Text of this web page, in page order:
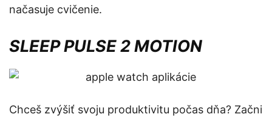
načasuje cvičenie.
SLEEP PULSE 2 MOTION
Chceš zvýšiť svoju produktivitu počas dňa? Začni